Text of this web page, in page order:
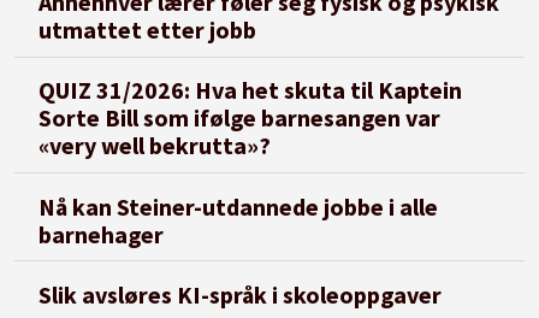
utmattet etter jobb
QUIZ 31/2026: Hva het skuta til Kaptein
Sorte Bill som ifølge barnesangen var
«very well bekrutta»?
Nå kan Steiner-utdannede jobbe i alle
barnehager
Slik avsløres KI-språk i skoleoppgaver